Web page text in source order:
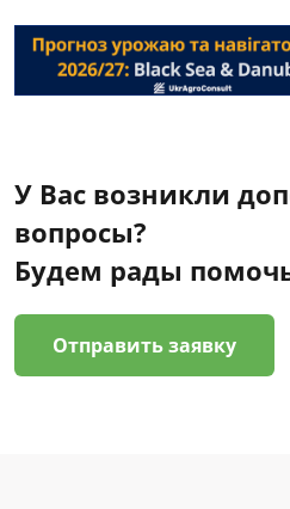
У Вас возникли
вопросы?
Будем рады
Отправить заявку